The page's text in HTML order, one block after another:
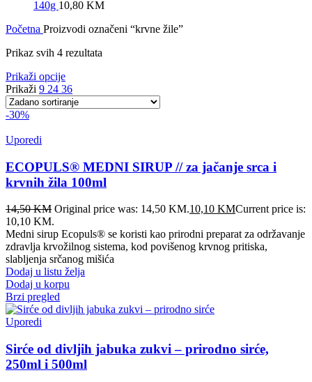
140g 10,80 KM
Početna Proizvodi označeni “krvne žile”
Prikaz svih 4 rezultata
Prikaži opcije
Prikaži 9 24 36
-30%
Uporedi
ECOPULS® MEDNI SIRUP // za jačanje srca i
krvnih žila 100ml
14,50KM Original price was: 14,50 KM.10,10 KMCurrent price is:
10,10 KM.
Medni sirup Ecopuls® se koristi kao prirodni preparat za održavanje
zdravlja krvožilnog sistema, kod povišenog krvnog pritiska,
slabljenja srčanog mišića
Dodaj u listu želja
Dodaj u korpu
Brzi pregled
Uporedi
Sirće od divljih jabuka zukvi – prirodno sirće,
250ml i 500ml